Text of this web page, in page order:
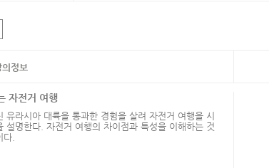
의정보
자전거 여행
유라시아 대륙을 통과한 경험을 살려 자전거 여행을 시
설명한다. 자전거 여행의 차이점과 특성을 이해하는 것
.